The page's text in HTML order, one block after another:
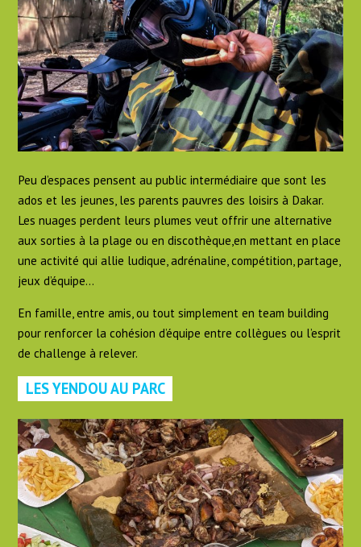
Peu d’espaces pensent au public intermédiaire que sont les
ados et les jeunes, les parents pauvres des loisirs à Dakar.
Les nuages perdent leurs plumes veut offrir une alternative
aux sorties à la plage ou en discothèque,en mettant en place
une activité qui allie ludique, adrénaline, compétition, partage,
jeux d’équipe…
En famille, entre amis, ou tout simplement en team building
pour renforcer la cohésion d’équipe entre collègues ou l’esprit
de challenge à relever.
LES YENDOU AU PARC